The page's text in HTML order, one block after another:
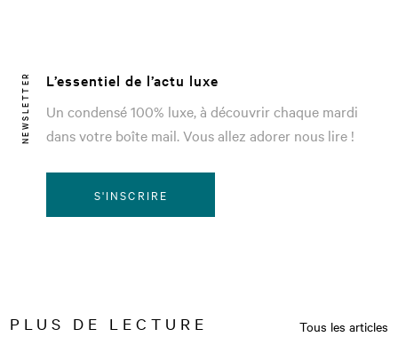
NEWSLETTER
L’essentiel de l’actu luxe
Un condensé 100% luxe, à découvrir chaque mardi
dans votre boîte mail. Vous allez adorer nous lire !
S'INSCRIRE
PLUS DE LECTURE Tous les articles